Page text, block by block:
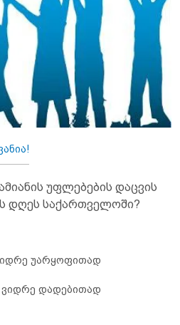
უფლებების დაცვის
დღეს საქართველოში?
უარყოფითად
დადებითად